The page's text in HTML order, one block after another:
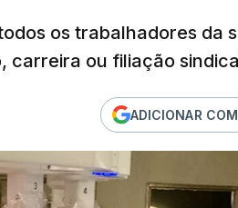
os trabalhadores da
carreira ou filiação
ADICIONAR